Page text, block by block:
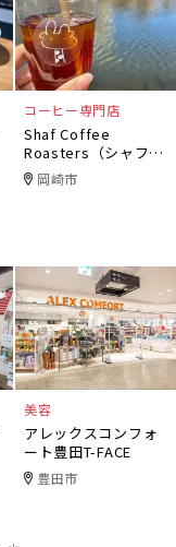
コーヒー専門店
Shaf Coffee
Roasters（シャフコ
ーヒーロースター
ズ）
岡崎市
美容
アレックスコンフォ
ート豊田T-FACE
豊田市